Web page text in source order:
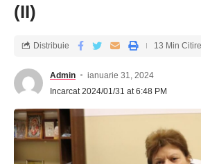
(II)
Admin
ianuarie 31, 2024
Incarcat 2024/01/31 at 6:48 PM
Distribuie 13 Min Citire